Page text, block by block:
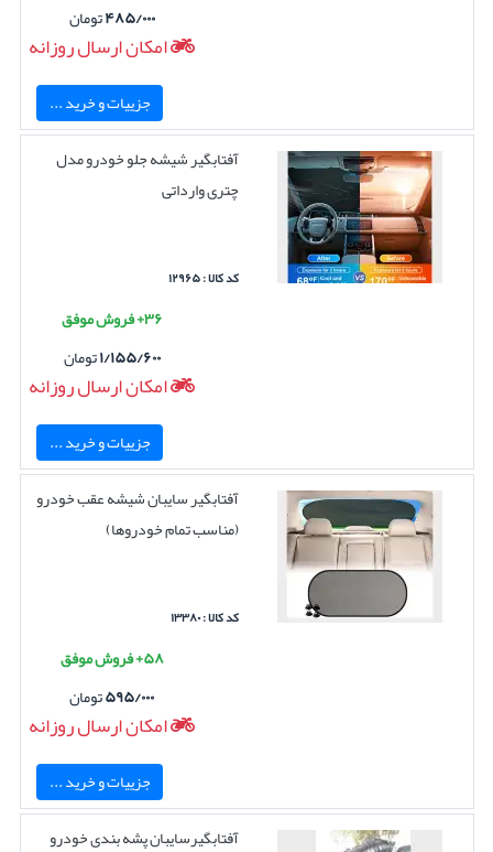
۴۸۵/۰۰۰تومان
امکان ارسال روزانه
جزییات و خرید ...
آفتابگیر شیشه جلو خودرو مدل
چتری وارداتی
کد کالا : ۱۲۹۶۵
۳۶+ فروش موفق
۱/۱۵۵/۶۰۰تومان
امکان ارسال روزانه
جزییات و خرید ...
آفتابگیر سایبان شیشه عقب خودرو
(مناسب تمام خودروها)
کد کالا : ۱۳۳۸۰
۵۸+ فروش موفق
۵۹۵/۰۰۰تومان
امکان ارسال روزانه
جزییات و خرید ...
آفتابگیرسایبان پشه بندی خودرو